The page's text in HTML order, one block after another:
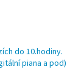
do 10.hodiny.
piana a pod)